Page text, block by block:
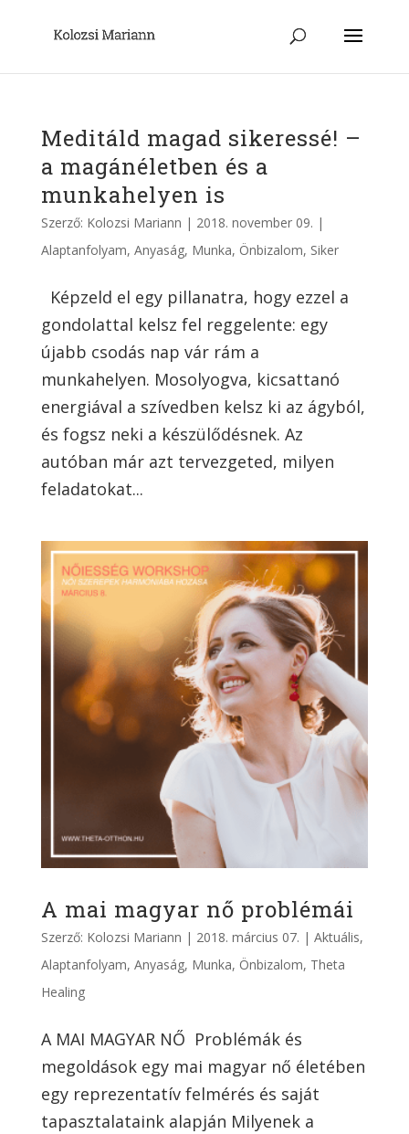
Meditáld magad sikeressé! –
a magánéletben és a
munkahelyen is
Szerző: Kolozsi Mariann | 2018. november 09. |
Alaptanfolyam, Anyaság, Munka, Önbizalom, Siker
Képzeld el egy pillanatra, hogy ezzel a
gondolattal kelsz fel reggelente: egy
újabb csodás nap vár rám a
munkahelyen. Mosolyogva, kicsattanó
energiával a szívedben kelsz ki az ágyból,
és fogsz neki a készülődésnek. Az
autóban már azt tervezgeted, milyen
feladatokat...
A mai magyar nő problémái
Szerző: Kolozsi Mariann | 2018. március 07. | Aktuális,
Alaptanfolyam, Anyaság, Munka, Önbizalom, Theta
Healing
A MAI MAGYAR NŐ Problémák és
megoldások egy mai magyar nő életében
egy reprezentatív felmérés és saját
tapasztalataink alapján Milyenek a